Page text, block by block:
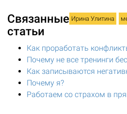
Ирина Улитина
Связанные
статьи
Как проработать
Почему не все тренинги
Как записываются
Почему я?
Работаем со страхом в